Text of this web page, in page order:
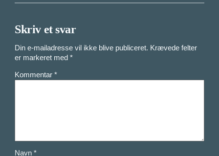
Skriv et svar
Din e-mailadresse vil ikke blive publiceret. Krævede felter
er markeret med*
Kommentar*
Navn*